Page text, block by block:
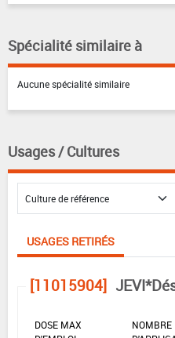
Spécialité similaire à
Aucune spécialité similaire
Usages / Cultures
USAGES RETIRÉS
[11015904]
DOSE MAX
NOMBRE